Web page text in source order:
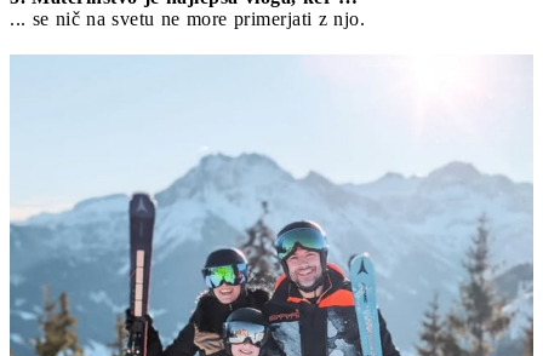
... se nič na svetu ne more primerjati z njo.